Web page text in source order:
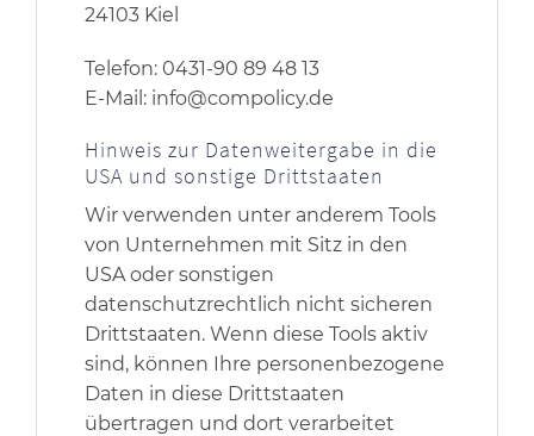
24103 Kiel
Telefon: 0431-90 89 48 13
E-Mail: info@compolicy.de
Hinweis zur Datenweitergabe in die
USA und sonstige Drittstaaten
Wir verwenden unter anderem Tools
von Unternehmen mit Sitz in den
USA oder sonstigen
datenschutzrechtlich nicht sicheren
Drittstaaten. Wenn diese Tools aktiv
sind, können Ihre personenbezogene
Daten in diese Drittstaaten
übertragen und dort verarbeitet